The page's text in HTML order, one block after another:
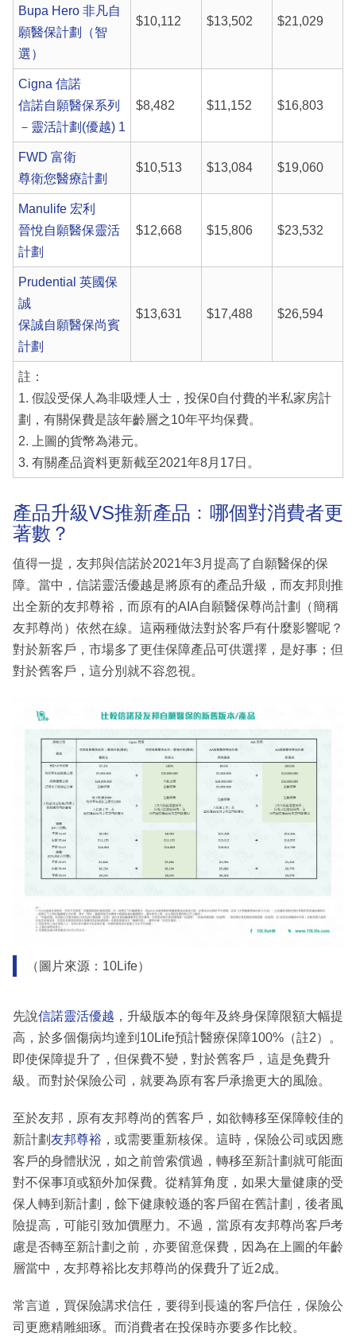
Bupa Hero 非凡自
願醫保計劃（智
選）
$10,112 $13,502 $21,029
Cigna 信諾
信諾自願醫保系列
－靈活計劃(優越) 1
$8,482 $11,152 $16,803
FWD 富衛
尊衛您醫療計劃
$10,513 $13,084 $19,060
Manulife 宏利
晉悅自願醫保靈活
計劃
$12,668 $15,806 $23,532
Prudential 英國保
誠
保誠自願醫保尚賓
計劃
$13,631 $17,488 $26,594
註：
1. 假設受保人為非吸煙人士，投保0自付費的半私家房計
劃，有關保費是該年齡層之10年平均保費。
2. 上圖的貨幣為港元。
3. 有關產品資料更新截至2021年8月17日。
產品升級VS推新產品﹕哪個對消費者更
著數？
值得一提，友邦與信諾於2021年3月提高了自願醫保的保
障。當中，信諾靈活優越是將原有的產品升級，而友邦則推
出全新的友邦尊裕，而原有的AIA自願醫保尊尚計劃（簡稱
友邦尊尚）依然在線。這兩種做法對於客戶有什麼影響呢？
對於新客戶，市場多了更佳保障產品可供選擇，是好事；但
對於舊客戶，這分別就不容忽視。
（圖片來源：10Life）
先說信諾靈活優越 ，升級版本的每年及終身保障限額大幅提
高，於多個傷病均達到10Life預計醫療保障100%（註2）。
即使保障提升了，但保費不變，對於舊客戶，這是免費升
級。而對於保險公司，就要為原有客戶承擔更大的風險。
至於友邦，原有友邦尊尚的舊客戶，如欲轉移至保障較佳的
新計劃 友邦尊裕 ，或需要重新核保。這時，保險公司或因應
客戶的身體狀況，如之前曾索償過，轉移至新計劃就可能面
對不保事項或額外加保費。從精算角度，如果大量健康的受
保人轉到新計劃，餘下健康較遜的客戶留在舊計劃，後者風
險提高，可能引致加價壓力。不過，當原有友邦尊尚客戶考
慮是否轉至新計劃之前，亦要留意保費，因為在上圖的年齡
層當中，友邦尊裕比友邦尊尚的保費升了近2成。
常言道，買保險講求信任，要得到長遠的客戶信任，保險公
司更應精雕細琢。而消費者在投保時亦要多作比較。